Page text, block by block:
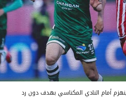
ينهزم أمام النادي المكناسي بهدف دون رد